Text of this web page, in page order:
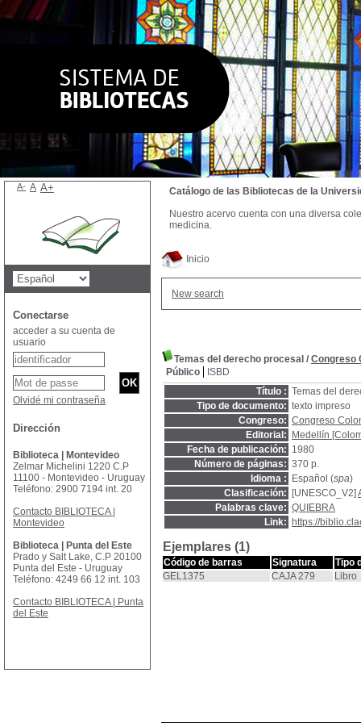
Inicio
New search
Temas del derecho procesal / Congreso
Público
ISBD
Título : Temas del
Tipo de documento: texto impreso
Congreso: Congreso
Editorial:
Medellín
Fecha de publicación: 1980
Número de páginas: 370 p.
Idioma :
Español (spa)
Clasificación:
[UNESCO_V2]
Palabras clave: QUIEBRA
Link:
https://
Ejemplares (1)
Código de barras Signatura
Tipo
GEL1375
CAJA 279 Libro
Catálogo de las Bibliotecas de la
Nuestro acervo cuenta con una diversa
medicina.
A- A A+
Conectarse
acceder a su cuenta de
usuario
Olvidé mi contraseña
Dirección
Biblioteca | Montevideo
Zelmar Michelini 1220 C.P
11100 - Montevideo - Uruguay
Teléfono: 2900 7194 int. 20
Contacto BIBLIOTECA |
Montevideo
Biblioteca | Punta del Este
Prado y Salt Lake, C.P 20100
Punta del Este - Uruguay
Teléfono: 4249 66 12 int. 103
Contacto BIBLIOTECA | Punta
del Este